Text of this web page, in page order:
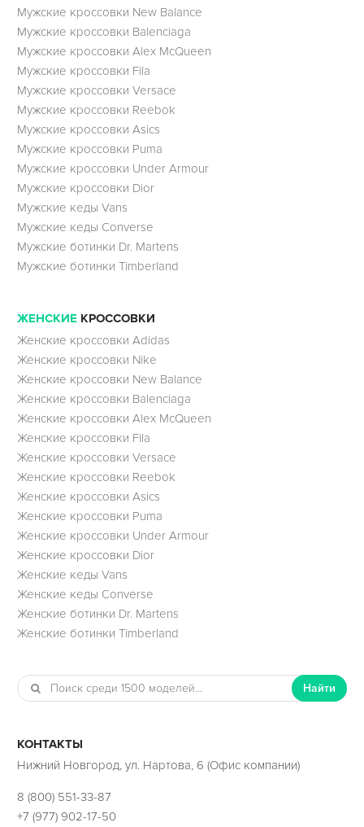
Мужские кроссовки New Balance
Мужские кроссовки Balenciaga
Мужские кроссовки Alex McQueen
Мужские кроссовки Fila
Мужские кроссовки Versace
Мужские кроссовки Reebok
Мужские кроссовки Asics
Мужские кроссовки Puma
Мужские кроссовки Under Armour
Мужские кроссовки Dior
Мужские кеды Vans
Мужские кеды Converse
Мужские ботинки Dr. Martens
Мужские ботинки Timberland
ЖЕНСКИЕ КРОССОВКИ
Женские кроссовки Adidas
Женские кроссовки Nike
Женские кроссовки New Balance
Женские кроссовки Balenciaga
Женские кроссовки Alex McQueen
Женские кроссовки Fila
Женские кроссовки Versace
Женские кроссовки Reebok
Женские кроссовки Asics
Женские кроссовки Puma
Женские кроссовки Under Armour
Женские кроссовки Dior
Женские кеды Vans
Женские кеды Converse
Женские ботинки Dr. Martens
Женские ботинки Timberland
Найти
КОНТАКТЫ
Нижний Новгород, ул. Нартова, 6 (Офис компании)
8 (800) 551-33-87
+7 (977) 902-17-50